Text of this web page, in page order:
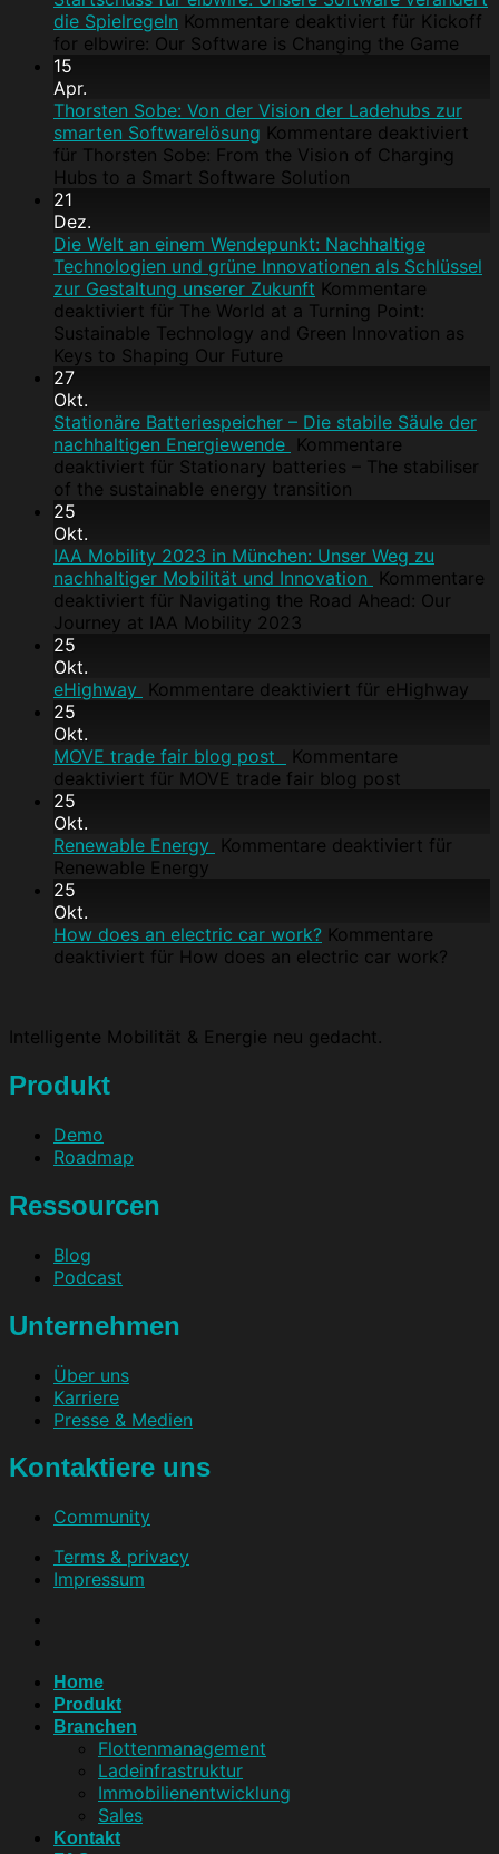
die Spielregeln Kommentare deaktiviert für Kickoff
for elbwire: Our Software is Changing the Game
15
Apr.
Thorsten Sobe: Von der Vision der Ladehubs zur
smarten Softwarelösung Kommentare deaktiviert
für Thorsten Sobe: From the Vision of Charging
Hubs to a Smart Software Solution
21
Dez.
Die Welt an einem Wendepunkt: Nachhaltige
Technologien und grüne Innovationen als Schlüssel
zur Gestaltung unserer Zukunft Kommentare
deaktiviert für The World at a Turning Point:
Sustainable Technology and Green Innovation as
Keys to Shaping Our Future
27
Okt.
Stationäre Batteriespeicher – Die stabile Säule der
nachhaltigen Energiewende Kommentare
deaktiviert für Stationary batteries – The stabiliser
of the sustainable energy transition
25
Okt.
IAA Mobility 2023 in München: Unser Weg zu
nachhaltiger Mobilität und Innovation
Kommentare
deaktiviert für Navigating the Road Ahead: Our
Journey at IAA Mobility 2023
25
Okt.
eHighway
Kommentare deaktiviert für eHighway
25
Okt.
MOVE trade fair blog post
Kommentare
deaktiviert für MOVE trade fair blog post
25
Okt.
Renewable Energy
Kommentare deaktiviert für
Renewable Energy
25
Okt.
How does an electric car work? Kommentare
deaktiviert für How does an electric car work?
Intelligente Mobilität & Energie neu gedacht.
Produkt
Demo
Roadmap
Ressourcen
Blog
Podcast
Unternehmen
Über uns
Karriere
Presse & Medien
Kontaktiere uns
Community
Terms & privacy
Impressum
Home
Produkt
Branchen
Flottenmanagement
Ladeinfrastruktur
Immobilienentwicklung
Sales
Kontakt